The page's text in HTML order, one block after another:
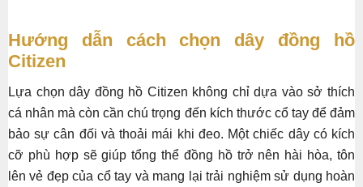
Hướng dẫn cách chọn dây đồng hồ
Citizen
Lựa chọn dây đồng hồ Citizen không chỉ dựa vào sở thích
cá nhân mà còn cần chú trọng đến kích thước cổ tay để đảm
bảo sự cân đối và thoải mái khi đeo. Một chiếc dây có kích
cỡ phù hợp sẽ giúp tổng thể đồng hồ trở nên hài hòa, tôn
lên vẻ đẹp của cổ tay và mang lại trải nghiệm sử dụng hoàn